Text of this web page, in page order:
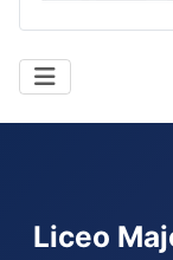
Liceo